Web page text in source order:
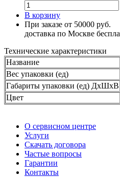
В корзину
При заказе от 50000 руб.
доставка по Москве
Технические характеристики
Название
Вес упаковки (ед)
Габариты упаковки (ед) ДхШхВ
Цвет
О сервисном центре
Услуги
Скачать договора
Частые вопросы
Гарантии
Контакты